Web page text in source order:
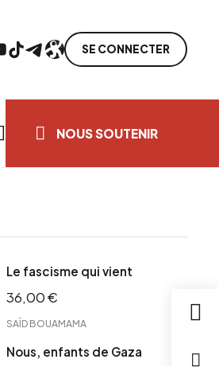
TikTok TelegramLien SE CONNECTER
NOUS SOUTENIR
Le fascisme qui vient
36,00€
SAÏD BOUAMAMA
Nous, enfants de Gaza